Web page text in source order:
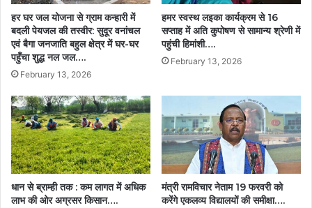
10
लाख
रुपये,
CM
धामी
ने
कहा-
यह
पहल
राज्य
और..
हर घर जल योजना से ग्राम कन्हारी में
बदली पेयजल की तस्वीर: सुदूर वनांचल
एवं बैगा जनजाति बहुल क्षेत्र में घर-घर
पहुँचा शुद्ध नल जल….
February 13, 2026
हमर स्वस्थ लइका कार्यक्रम से 16
सप्ताह में अति कुपोषण से सामान्य श्रेणी में
पहुंची हिमांशी….
February 13, 2026
धान से ब्राम्ही तक : कम लागत में अधिक
लाभ की ओर अग्रसर किसान….
मंत्री रामविचार नेताम 19 फरवरी को
करेंगे एकलव्य विद्यालयों की समीक्षा….